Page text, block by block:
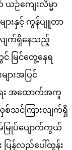
ဉ်ကျေးလိမ္မာ
ျားနှင့် ကွန်ပျူတာ
လျက်ရှိနေသည့်
င် မြင်တွေ့နေရ
ားအပြင်
း အထောက်အကူ
စ်သင်ကြားလျက်ရှိ
ြုပ်ပျောက်ကွယ်
ပြန်လည်ပေါ်ထွန်း